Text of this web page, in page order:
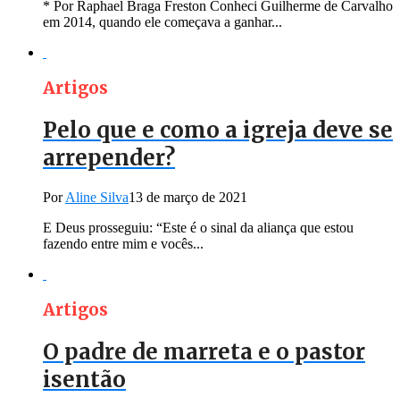
* Por Raphael Braga Freston Conheci Guilherme de Carvalho
em 2014, quando ele começava a ganhar...
Artigos
Pelo que e como a igreja deve se
arrepender?
PorAline Silva13 de março de 2021
E Deus prosseguiu: “Este é o sinal da aliança que estou
fazendo entre mim e vocês...
Artigos
O padre de marreta e o pastor
isentão